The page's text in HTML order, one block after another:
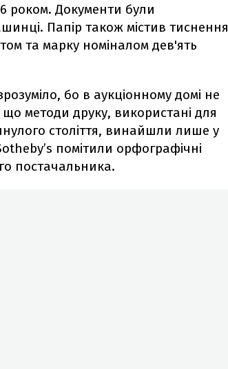
роком. Документи були
Папір також містив тиснення
та марку номіналом дев'ять
бо в аукціонному домі не
методи друку, використані для
століття, винайшли лише у
помітили орфографічні
постачальника.